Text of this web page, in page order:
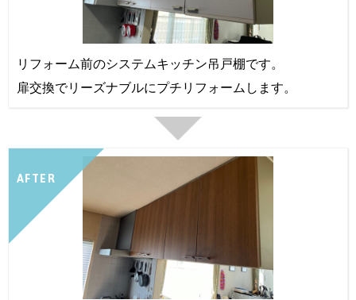
リフォーム前のシステムキッチン吊戸棚です。
扉交換でリーズナブルにプチリフォームします。
AFTER